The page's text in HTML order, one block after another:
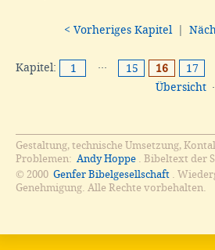
< Vorheriges Kapitel
Kapitel: 1 ··· 15 16 17
Übersicht
Gestaltung, technische Umsetzung,
Problemen: Andy Hoppe . Bibeltext der
© 2000 Genfer Bibelgesellschaft .
Genehmigung. Alle Rechte vorbehalten.